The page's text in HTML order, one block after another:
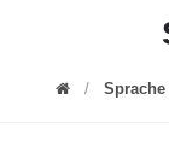
Sprache